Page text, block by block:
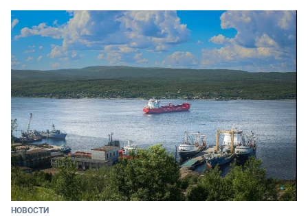
НОВОСТИ